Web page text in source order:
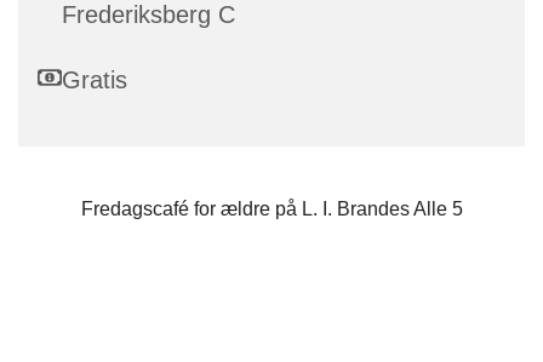
Frederiksberg C
Gratis
Fredagscafé for ældre på L. I. Brandes Alle 5